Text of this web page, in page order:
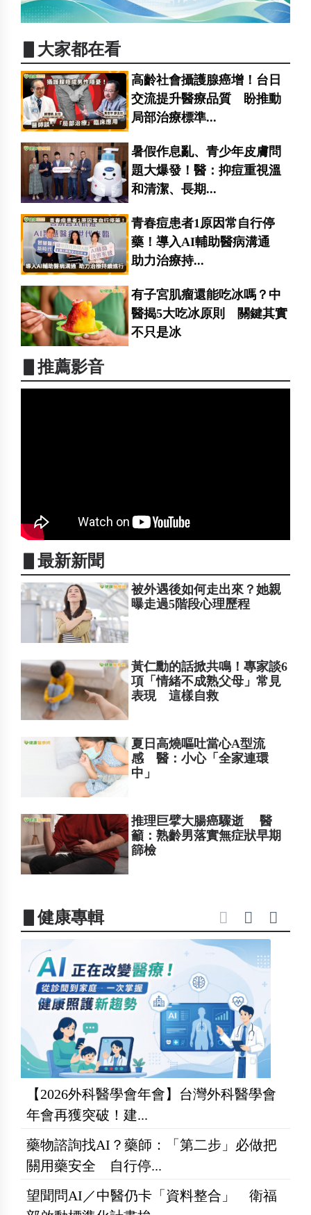
▋大家都在看
高齡社會攝護腺癌增！台日
交流提升醫療品質 盼推動
局部治療標準...
暑假作息亂、青少年皮膚問
題大爆發！醫：抑痘重視溫
和清潔、長期...
青春痘患者1原因常自行停
藥！導入AI輔助醫病溝通
助力治療持...
有子宮肌瘤還能吃冰嗎？中
醫揭5大吃冰原則 關鍵其實
不只是冰
▋推薦影音
▋最新新聞
被外遇後如何走出來？她親
曝走過5階段心理歷程
黃仁勳的話掀共鳴！專家談6
項「情緒不成熟父母」常見
表現 這樣自救
夏日高燒嘔吐當心A型流
感 醫：小心「全家連環
中」
推理巨擘大腸癌驟逝 醫
籲：熟齡男落實無症狀早期
篩檢
▋健康專輯
【2026外科醫學會年會】台灣外科醫學會
年會再獲突破！建...
藥物諮詢找AI？藥師：「第二步」必做把
關用藥安全 自行停...
望聞問AI／中醫仍卡「資料整合」 衛福